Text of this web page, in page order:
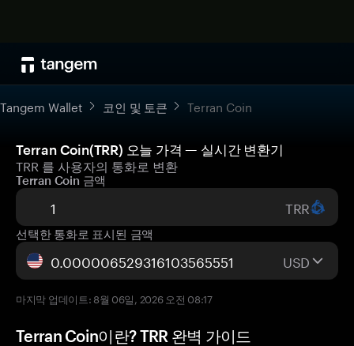
Tangem Wallet 코인 및 토큰 Terran Coin
Terran Coin(TRR) 오늘 가격 — 실시간 변환기
TRR 를 사용자의 통화로 변환
Terran Coin 금액
TRR
선택한 통화로 표시된 금액
USD
마지막 업데이트: 8월 06일, 2026 오전 08:17
Terran Coin이란? TRR 완벽 가이드